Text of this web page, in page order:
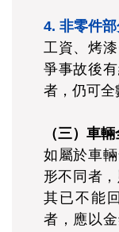
4. 非零件
工資、烤
爭事故後
者，仍可全
（三）車
如屬於車
形不同者
其已不能
者，應以